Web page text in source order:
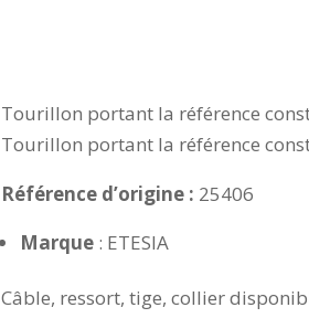
Tourillon portant la référence
Tourillon portant la référence
Référence d’origine : 25406
Marque : ETESIA
Câble, ressort, tige, collier